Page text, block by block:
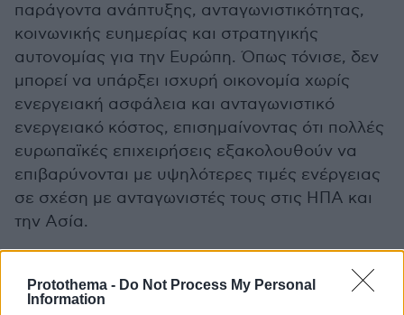
Protothema - Do Not Process My Personal
Information
παράγοντα ανάπτυξης, ανταγωνιστικότητας,
κοινωνικής ευημερίας και στρατηγικής
αυτονομίας για την Ευρώπη. Όπως τόνισε, δεν
μπορεί να υπάρξει ισχυρή οικονομία χωρίς
ενεργειακή ασφάλεια και ανταγωνιστικό
ενεργειακό κόστος, επισημαίνοντας ότι πολλές
ευρωπαϊκές επιχειρήσεις εξακολουθούν να
επιβαρύνονται με υψηλότερες τιμές ενέργειας
σε σχέση με ανταγωνιστές τους στις ΗΠΑ και
την Ασία.
Ο κ. Μπρατάκος σημείωσε ότι η Ελλάδα έχει
πραγματοποιήσει σημαντικά βήματα τα